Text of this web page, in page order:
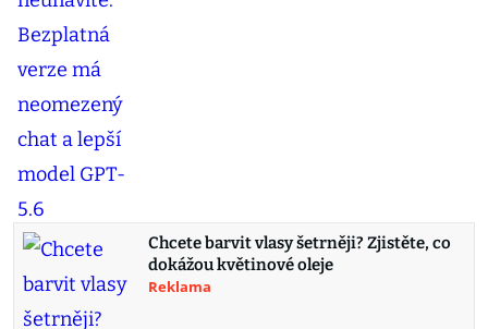
Chcete barvit vlasy šetrněji? Zjistěte, co
dokážou květinové oleje
Reklama